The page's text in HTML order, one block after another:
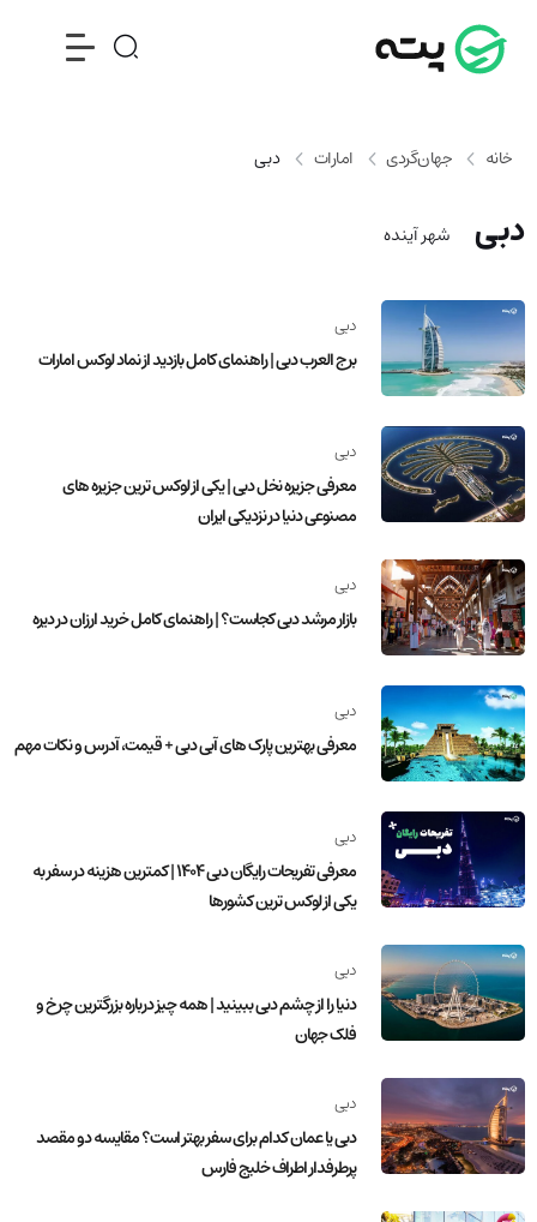
خانه جهان‌گردی امارات دبی
دبی شهر آینده
دبی
برج العرب دبی | راهنمای کامل بازدید از نماد لوکس امارات
دبی
معرفی جزیره نخل دبی | یکی از لوکس ترین جزیره های
مصنوعی دنیا در نزدیکی ایران
دبی
بازار مرشد دبی کجاست؟ | راهنمای کامل خرید ارزان در دیره
دبی
معرفی بهترین پارک‌ های آبی دبی + قیمت، آدرس و نکات مهم
دبی
معرفی تفریحات رایگان دبی 1404 | کمترین هزینه در سفر به
یکی از لوکس ترین کشورها
دبی
دنیا را از چشم دبی ببینید | همه چیز درباره بزرگترین چرخ و
فلک جهان
دبی
دبی یا عمان کدام برای سفر بهتر است؟ مقایسه دو مقصد
پرطرفدار اطراف خلیج فارس